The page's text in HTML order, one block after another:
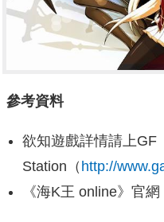
參考資料
欲知遊戲詳情請上GF
Station（ http://
《海K王 online》官網